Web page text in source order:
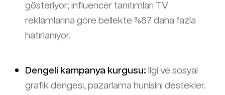
gösteriyor; influencer tanıtımları TV
reklamlarına göre bellekte %87 daha fazla
hatırlanıyor.
Dengeli kampanya kurgusu: İlgi ve sosyal
grafik dengesi, pazarlama hunisini destekler.